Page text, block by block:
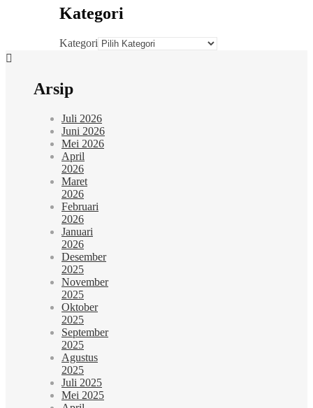
Kategori
Kategori
Arsip
Juli 2026
Juni 2026
Mei 2026
April
2026
Maret
2026
Februari
2026
Januari
2026
Desember
2025
November
2025
Oktober
2025
September
2025
Agustus
2025
Juli 2025
Mei 2025